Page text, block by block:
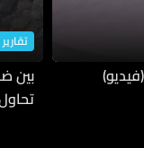
بين